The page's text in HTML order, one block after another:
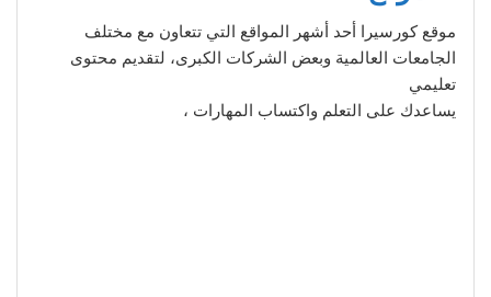
موقع كورسيرا أحد أشهر المواقع التي تتعاون مع مختلف
الجامعات العالمية وبعض الشركات الكبرى، لتقديم محتوى
تعليمي
يساعدك على التعلم واكتساب المهارات ،